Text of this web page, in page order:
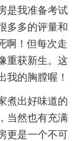
是我准备考试
多多的评量和
啊！但每次走
重获新生。这
我的胸膛喔！
出好味道的
当然也有充满
更是一个不可